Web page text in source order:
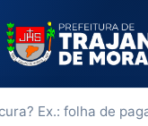
Transparência